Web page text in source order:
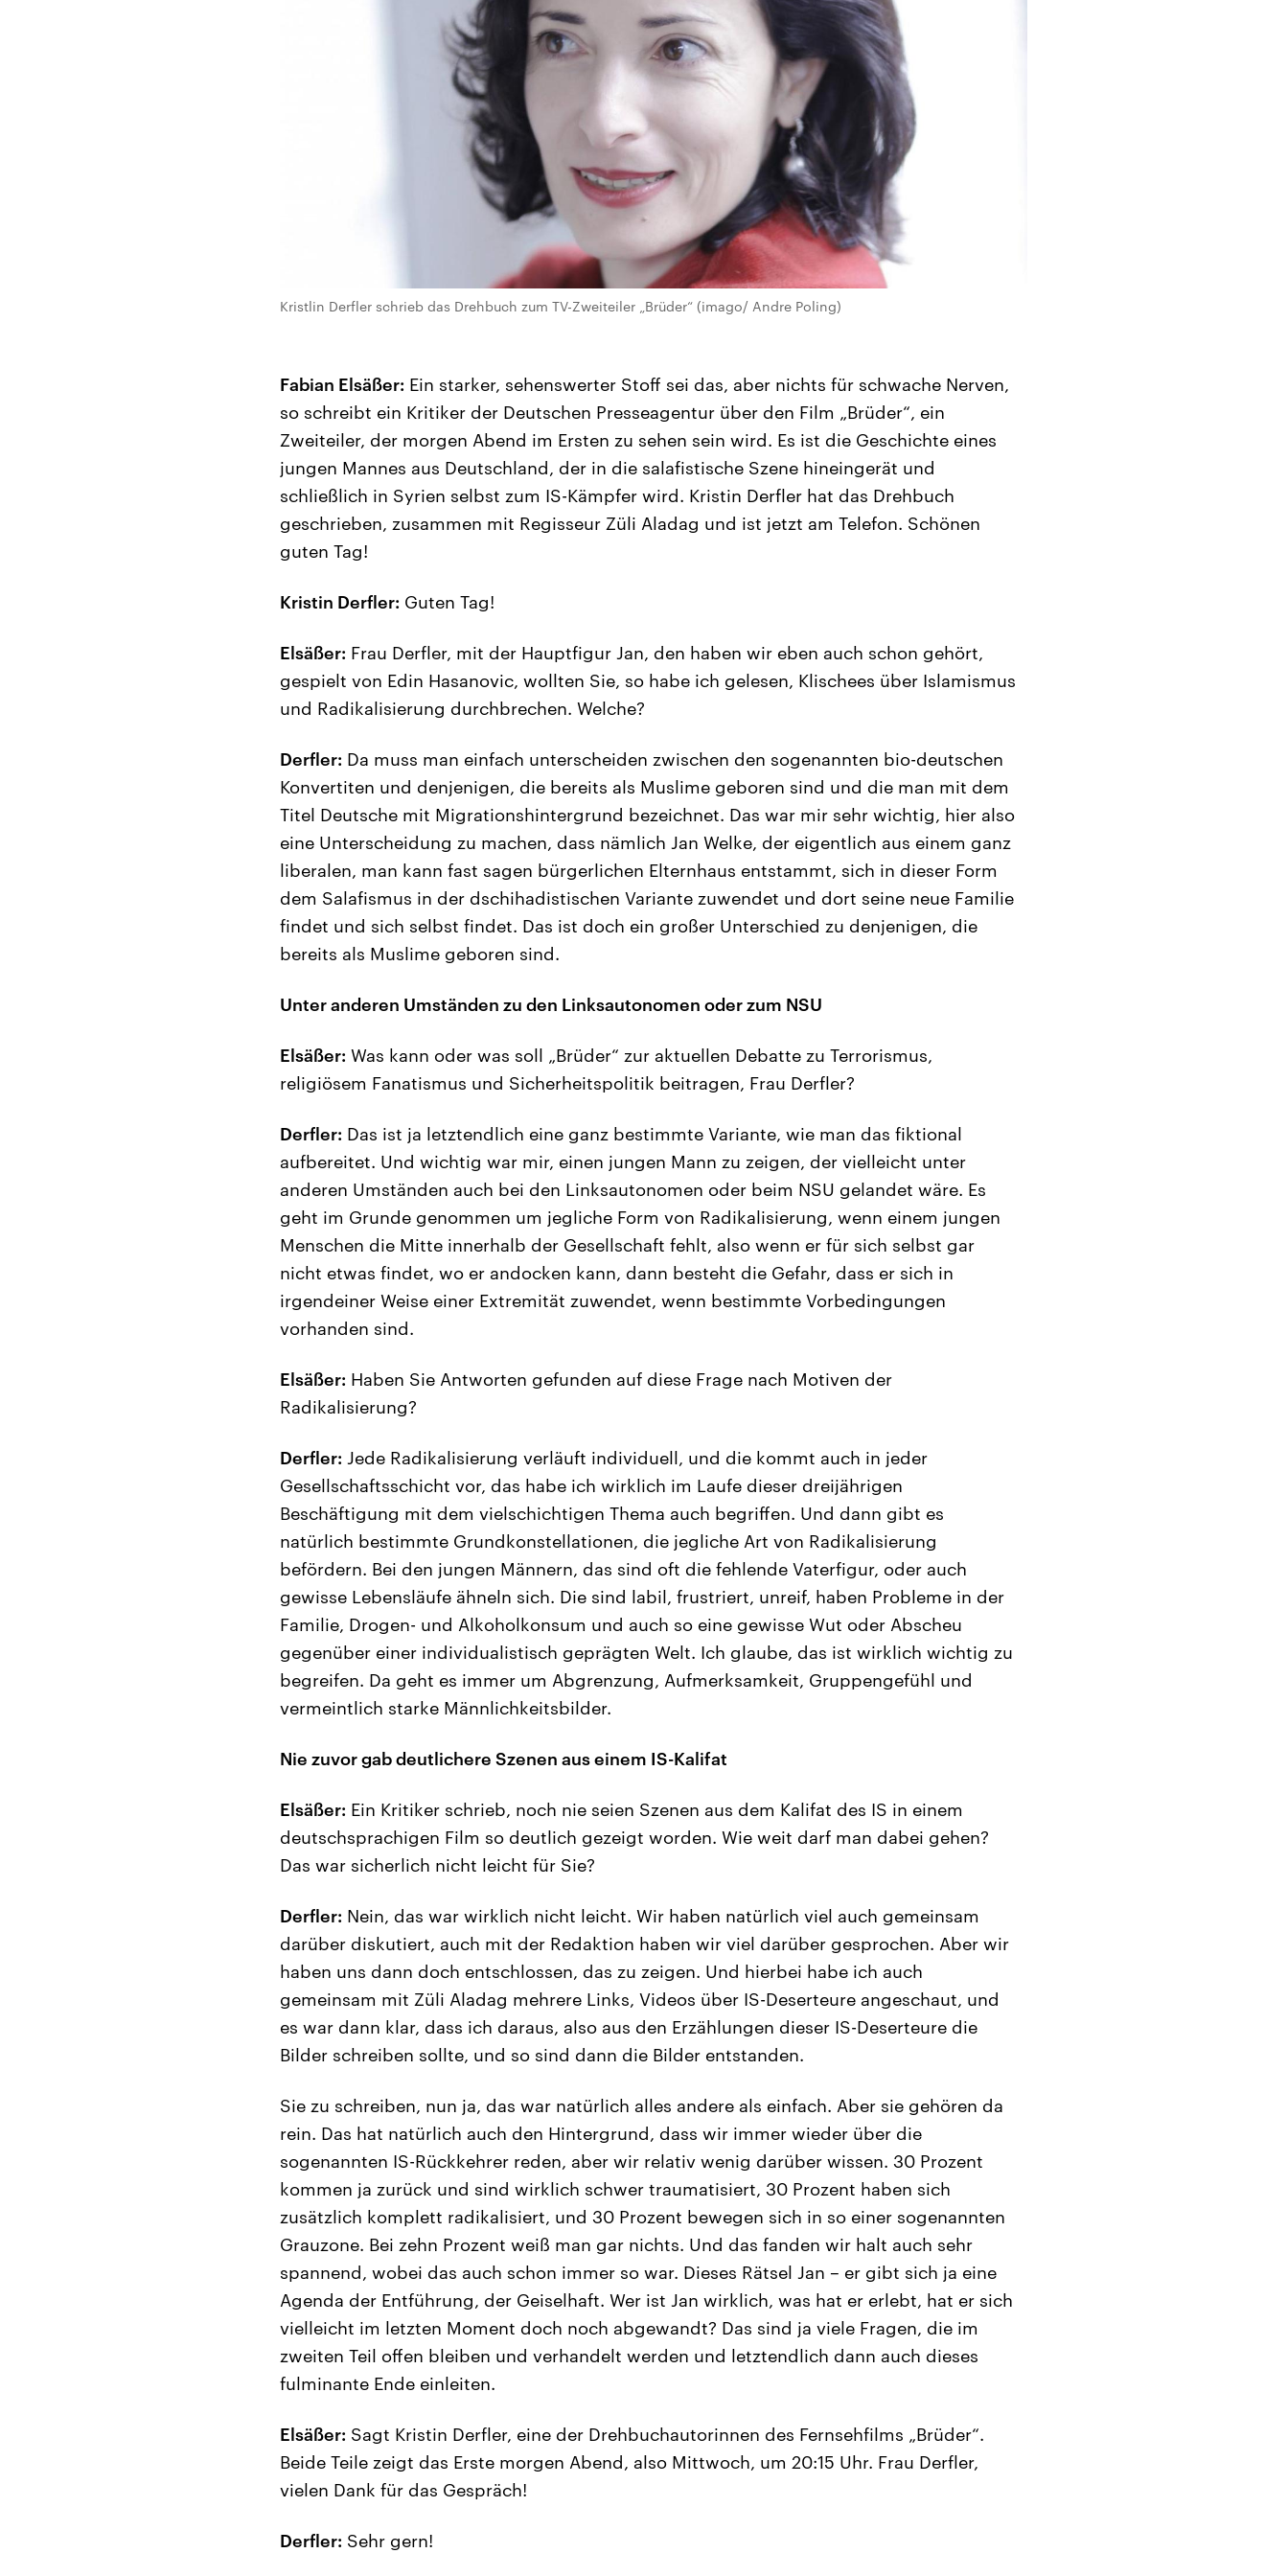
Kristlin Derfler schrieb das Drehbuch zum TV-Zweiteiler „Brüder“ (imago/ Andre Poling)
Fabian Elsäßer: Ein starker, sehenswerter Stoff sei das, aber nichts für schwache Nerven,
so schreibt ein Kritiker der Deutschen Presseagentur über den Film „Brüder“, ein
Zweiteiler, der morgen Abend im Ersten zu sehen sein wird. Es ist die Geschichte eines
jungen Mannes aus Deutschland, der in die salafistische Szene hineingerät und
schließlich in Syrien selbst zum IS-Kämpfer wird. Kristin Derfler hat das Drehbuch
geschrieben, zusammen mit Regisseur Züli Aladag und ist jetzt am Telefon. Schönen
guten Tag!
Kristin Derfler: Guten Tag!
Elsäßer: Frau Derfler, mit der Hauptfigur Jan, den haben wir eben auch schon gehört,
gespielt von Edin Hasanovic, wollten Sie, so habe ich gelesen, Klischees über Islamismus
und Radikalisierung durchbrechen. Welche?
Derfler: Da muss man einfach unterscheiden zwischen den sogenannten bio-deutschen
Konvertiten und denjenigen, die bereits als Muslime geboren sind und die man mit dem
Titel Deutsche mit Migrationshintergrund bezeichnet. Das war mir sehr wichtig, hier also
eine Unterscheidung zu machen, dass nämlich Jan Welke, der eigentlich aus einem ganz
liberalen, man kann fast sagen bürgerlichen Elternhaus entstammt, sich in dieser Form
dem Salafismus in der dschihadistischen Variante zuwendet und dort seine neue Familie
findet und sich selbst findet. Das ist doch ein großer Unterschied zu denjenigen, die
bereits als Muslime geboren sind.
Unter anderen Umständen zu den Linksautonomen oder zum NSU
Elsäßer: Was kann oder was soll „Brüder“ zur aktuellen Debatte zu Terrorismus,
religiösem Fanatismus und Sicherheitspolitik beitragen, Frau Derfler?
Derfler: Das ist ja letztendlich eine ganz bestimmte Variante, wie man das fiktional
aufbereitet. Und wichtig war mir, einen jungen Mann zu zeigen, der vielleicht unter
anderen Umständen auch bei den Linksautonomen oder beim NSU gelandet wäre. Es
geht im Grunde genommen um jegliche Form von Radikalisierung, wenn einem jungen
Menschen die Mitte innerhalb der Gesellschaft fehlt, also wenn er für sich selbst gar
nicht etwas findet, wo er andocken kann, dann besteht die Gefahr, dass er sich in
irgendeiner Weise einer Extremität zuwendet, wenn bestimmte Vorbedingungen
vorhanden sind.
Elsäßer: Haben Sie Antworten gefunden auf diese Frage nach Motiven der
Radikalisierung?
Derfler: Jede Radikalisierung verläuft individuell, und die kommt auch in jeder
Gesellschaftsschicht vor, das habe ich wirklich im Laufe dieser dreijährigen
Beschäftigung mit dem vielschichtigen Thema auch begriffen. Und dann gibt es
natürlich bestimmte Grundkonstellationen, die jegliche Art von Radikalisierung
befördern. Bei den jungen Männern, das sind oft die fehlende Vaterfigur, oder auch
gewisse Lebensläufe ähneln sich. Die sind labil, frustriert, unreif, haben Probleme in der
Familie, Drogen- und Alkoholkonsum und auch so eine gewisse Wut oder Abscheu
gegenüber einer individualistisch geprägten Welt. Ich glaube, das ist wirklich wichtig zu
begreifen. Da geht es immer um Abgrenzung, Aufmerksamkeit, Gruppengefühl und
vermeintlich starke Männlichkeitsbilder.
Nie zuvor gab deutlichere Szenen aus einem IS-Kalifat
Elsäßer: Ein Kritiker schrieb, noch nie seien Szenen aus dem Kalifat des IS in einem
deutschsprachigen Film so deutlich gezeigt worden. Wie weit darf man dabei gehen?
Das war sicherlich nicht leicht für Sie?
Derfler: Nein, das war wirklich nicht leicht. Wir haben natürlich viel auch gemeinsam
darüber diskutiert, auch mit der Redaktion haben wir viel darüber gesprochen. Aber wir
haben uns dann doch entschlossen, das zu zeigen. Und hierbei habe ich auch
gemeinsam mit Züli Aladag mehrere Links, Videos über IS-Deserteure angeschaut, und
es war dann klar, dass ich daraus, also aus den Erzählungen dieser IS-Deserteure die
Bilder schreiben sollte, und so sind dann die Bilder entstanden.
Sie zu schreiben, nun ja, das war natürlich alles andere als einfach. Aber sie gehören da
rein. Das hat natürlich auch den Hintergrund, dass wir immer wieder über die
sogenannten IS-Rückkehrer reden, aber wir relativ wenig darüber wissen. 30 Prozent
kommen ja zurück und sind wirklich schwer traumatisiert, 30 Prozent haben sich
zusätzlich komplett radikalisiert, und 30 Prozent bewegen sich in so einer sogenannten
Grauzone. Bei zehn Prozent weiß man gar nichts. Und das fanden wir halt auch sehr
spannend, wobei das auch schon immer so war. Dieses Rätsel Jan – er gibt sich ja eine
Agenda der Entführung, der Geiselhaft. Wer ist Jan wirklich, was hat er erlebt, hat er sich
vielleicht im letzten Moment doch noch abgewandt? Das sind ja viele Fragen, die im
zweiten Teil offen bleiben und verhandelt werden und letztendlich dann auch dieses
fulminante Ende einleiten.
Elsäßer: Sagt Kristin Derfler, eine der Drehbuchautorinnen des Fernsehfilms „Brüder“.
Beide Teile zeigt das Erste morgen Abend, also Mittwoch, um 20:15 Uhr. Frau Derfler,
vielen Dank für das Gespräch!
Derfler: Sehr gern!